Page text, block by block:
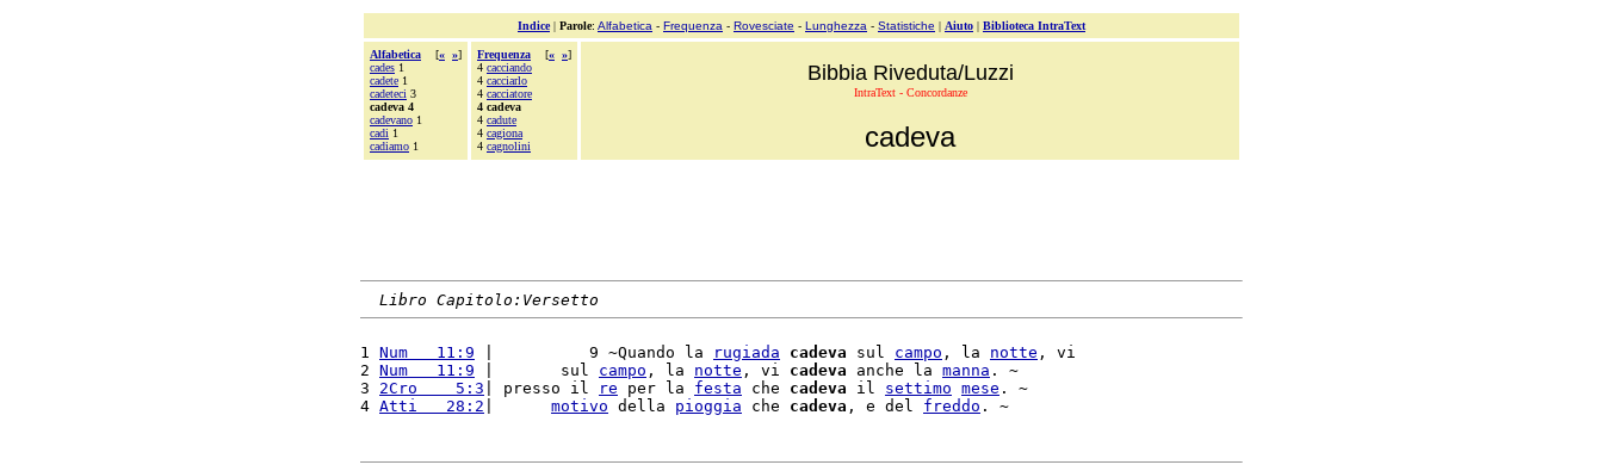
Indice| Parole: Alfabetica - Frequenza - Rovesciate - Lunghezza - Statistiche | Aiuto | Biblioteca IntraText
Alfabetica [« »]
cades 1
cadete 1
cadeteci 3
cadeva 4
cadevano 1
cadi 1
cadiamo 1
Frequenza [« »]
4 cacciando
4 cacciarlo
4 cacciatore
4 cadeva
4 cadute
4 cagiona
4 cagnolini
Bibbia Riveduta/Luzzi
IntraText - Concordanze
cadeva
Libro Capitolo:Versetto
1 Num   11:9 |          9 ~Quando la rugiada cadeva sul campo , la notte , vi
2 Num   11:9 |       sul campo , la notte , vi cadeva anche la manna . ~
3 2Cro    5:3 | presso il re per la festa che cadeva il settimo mese . ~
4 Atti   28:2 motivo della pioggia che cadeva , e del freddo